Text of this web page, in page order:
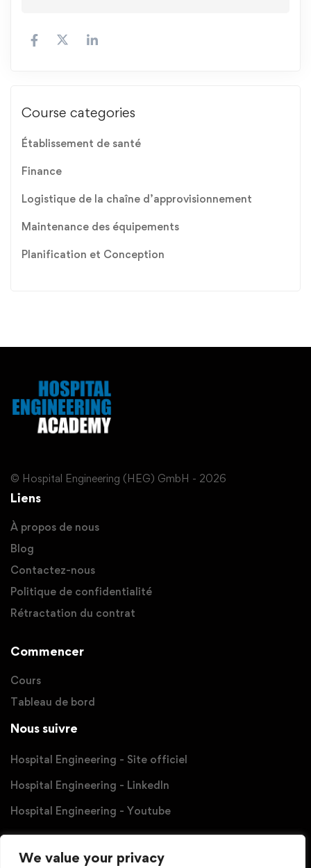
We value your privacy
Course categories
Établissement de santé
Finance
Logistique de la chaîne d’approvisionnement
Maintenance des équipements
Planification et Conception
© Hospital Engineering (HEG) GmbH - 2026
Liens
À propos de nous
Blog
Contactez-nous
Politique de confidentialité
Rétractation du contrat
Commencer
Cours
Tableau de bord
Nous suivre
Hospital Engineering - Site officiel
Hospital Engineering - LinkedIn
Hospital Engineering - Youtube